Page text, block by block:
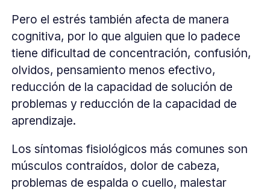
Pero el estrés también afecta de manera
cognitiva, por lo que alguien que lo padece
tiene dificultad de concentración, confusión,
olvidos, pensamiento menos efectivo,
reducción de la capacidad de solución de
problemas y reducción de la capacidad de
aprendizaje.
Los síntomas fisiológicos más comunes son
músculos contraídos, dolor de cabeza,
problemas de espalda o cuello, malestar